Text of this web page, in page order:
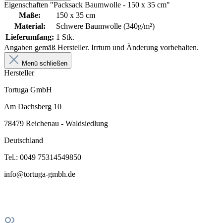
Eigenschaften "Packsack Baumwolle - 150 x 35 cm"
Maße:
150 x 35 cm
Material:
Schwere Baumwolle (340g/m²)
Lieferumfang: 1 Stk.
Angaben gemäß Hersteller. Irrtum und Änderung vorbehalten.
Menü schließen
Hersteller
Tortuga GmbH
Am Dachsberg 10
78479 Reichenau - Waldsiedlung
Deutschland
Tel.: 0049 75314549850
info@tortuga-gmbh.de